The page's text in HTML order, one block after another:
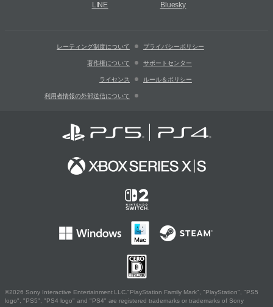
LINE Bluesky
レーティング制度について プライバシーポリシー
著作権について サポートセンター
ライセンス ルール＆ポリシー
利用者情報の外部送信について
©2026 Sony Interactive Entertainment LLC."PlayStation Family Mark", "PlayStation", "PS5
logo", "PS5", "PS4 logo" and "PS4" are registered trademarks or trademarks of Sony